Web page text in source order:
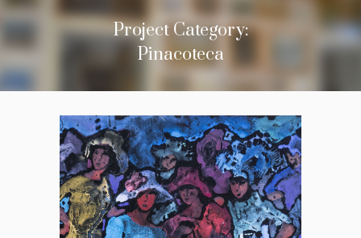
Project Category:
Pinacoteca